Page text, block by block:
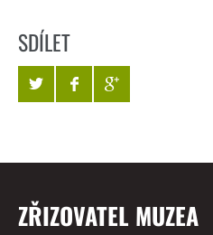
SDÍLET
ZŘIZOVATEL MUZEA